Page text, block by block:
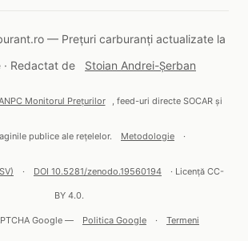
— Prețuri carburanți actualizate la
Redactat de
Stoian Andrei-Șerban
Monitorul Prețurilor , feed-uri directe SOCAR și
publice ale rețelelor. Metodologie ·
· DOI 10.5281/zenodo.19560194 · Licență CC-
BY 4.0.
Google — Politica Google · Termeni